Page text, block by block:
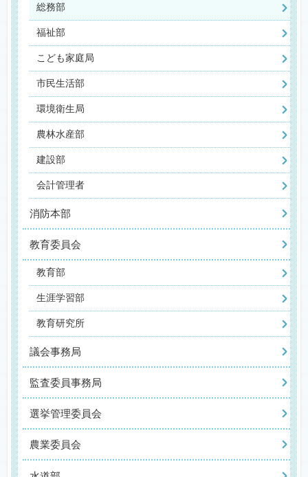
総務部
福祉部
こども家庭局
市民生活部
環境衛生局
農林水産部
建設部
会計管理者
消防本部
教育委員会
教育部
生涯学習部
教育研究所
議会事務局
監査委員事務局
選挙管理委員会
農業委員会